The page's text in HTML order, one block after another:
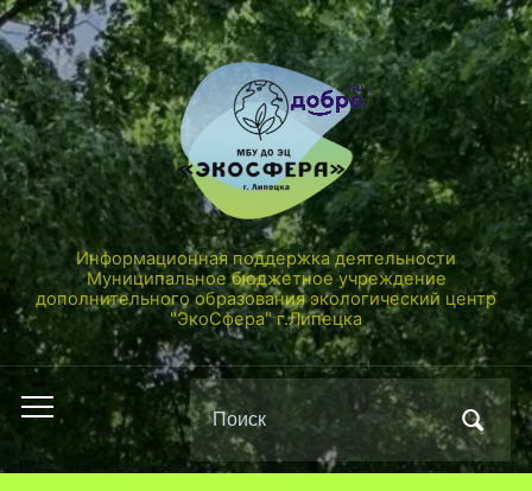
Информационная поддержка деятельности
Муниципальное бюджетное учреждение
дополнительного образования экологический центр
"ЭкоСфера" г.Липецка
Переключить
мобильное
меню
Поиск
по: